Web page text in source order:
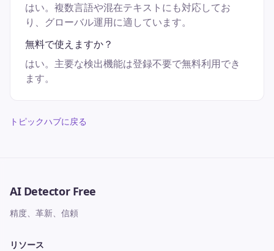
はい。複数言語や混在テキストにも対応してお
り、グローバル運用に適しています。
無料で使えますか？
はい。主要な検出機能は登録不要で無料利用でき
ます。
トピックハブに戻る
AI Detector Free
精度、革新、信頼
リソース